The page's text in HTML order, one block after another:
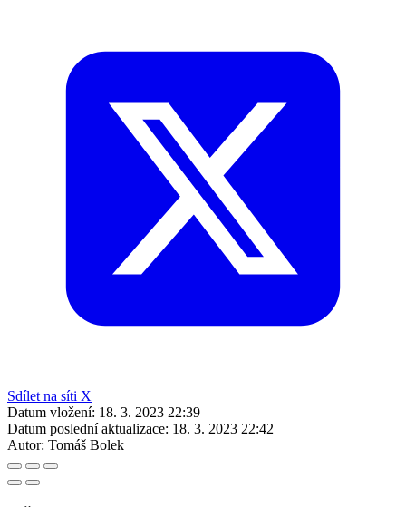
Sdílet na síti X
Datum vložení: 18. 3. 2023 22:39
Datum poslední aktualizace: 18. 3. 2023 22:42
Autor: Tomáš Bolek